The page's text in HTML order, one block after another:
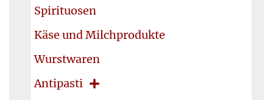
Spirituosen
Käse und Milchprodukte
Wurstwaren
Antipasti